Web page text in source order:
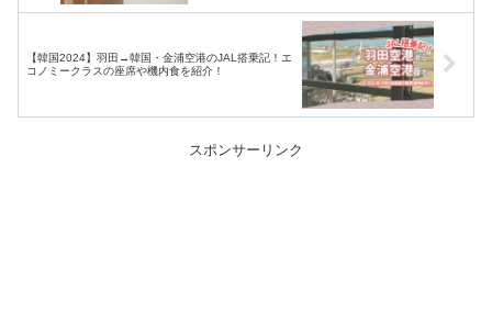
【韓国2024】羽田→韓国・金浦空港のJAL搭乗記！エ
コノミークラスの座席や機内食を紹介！
スポンサーリンク